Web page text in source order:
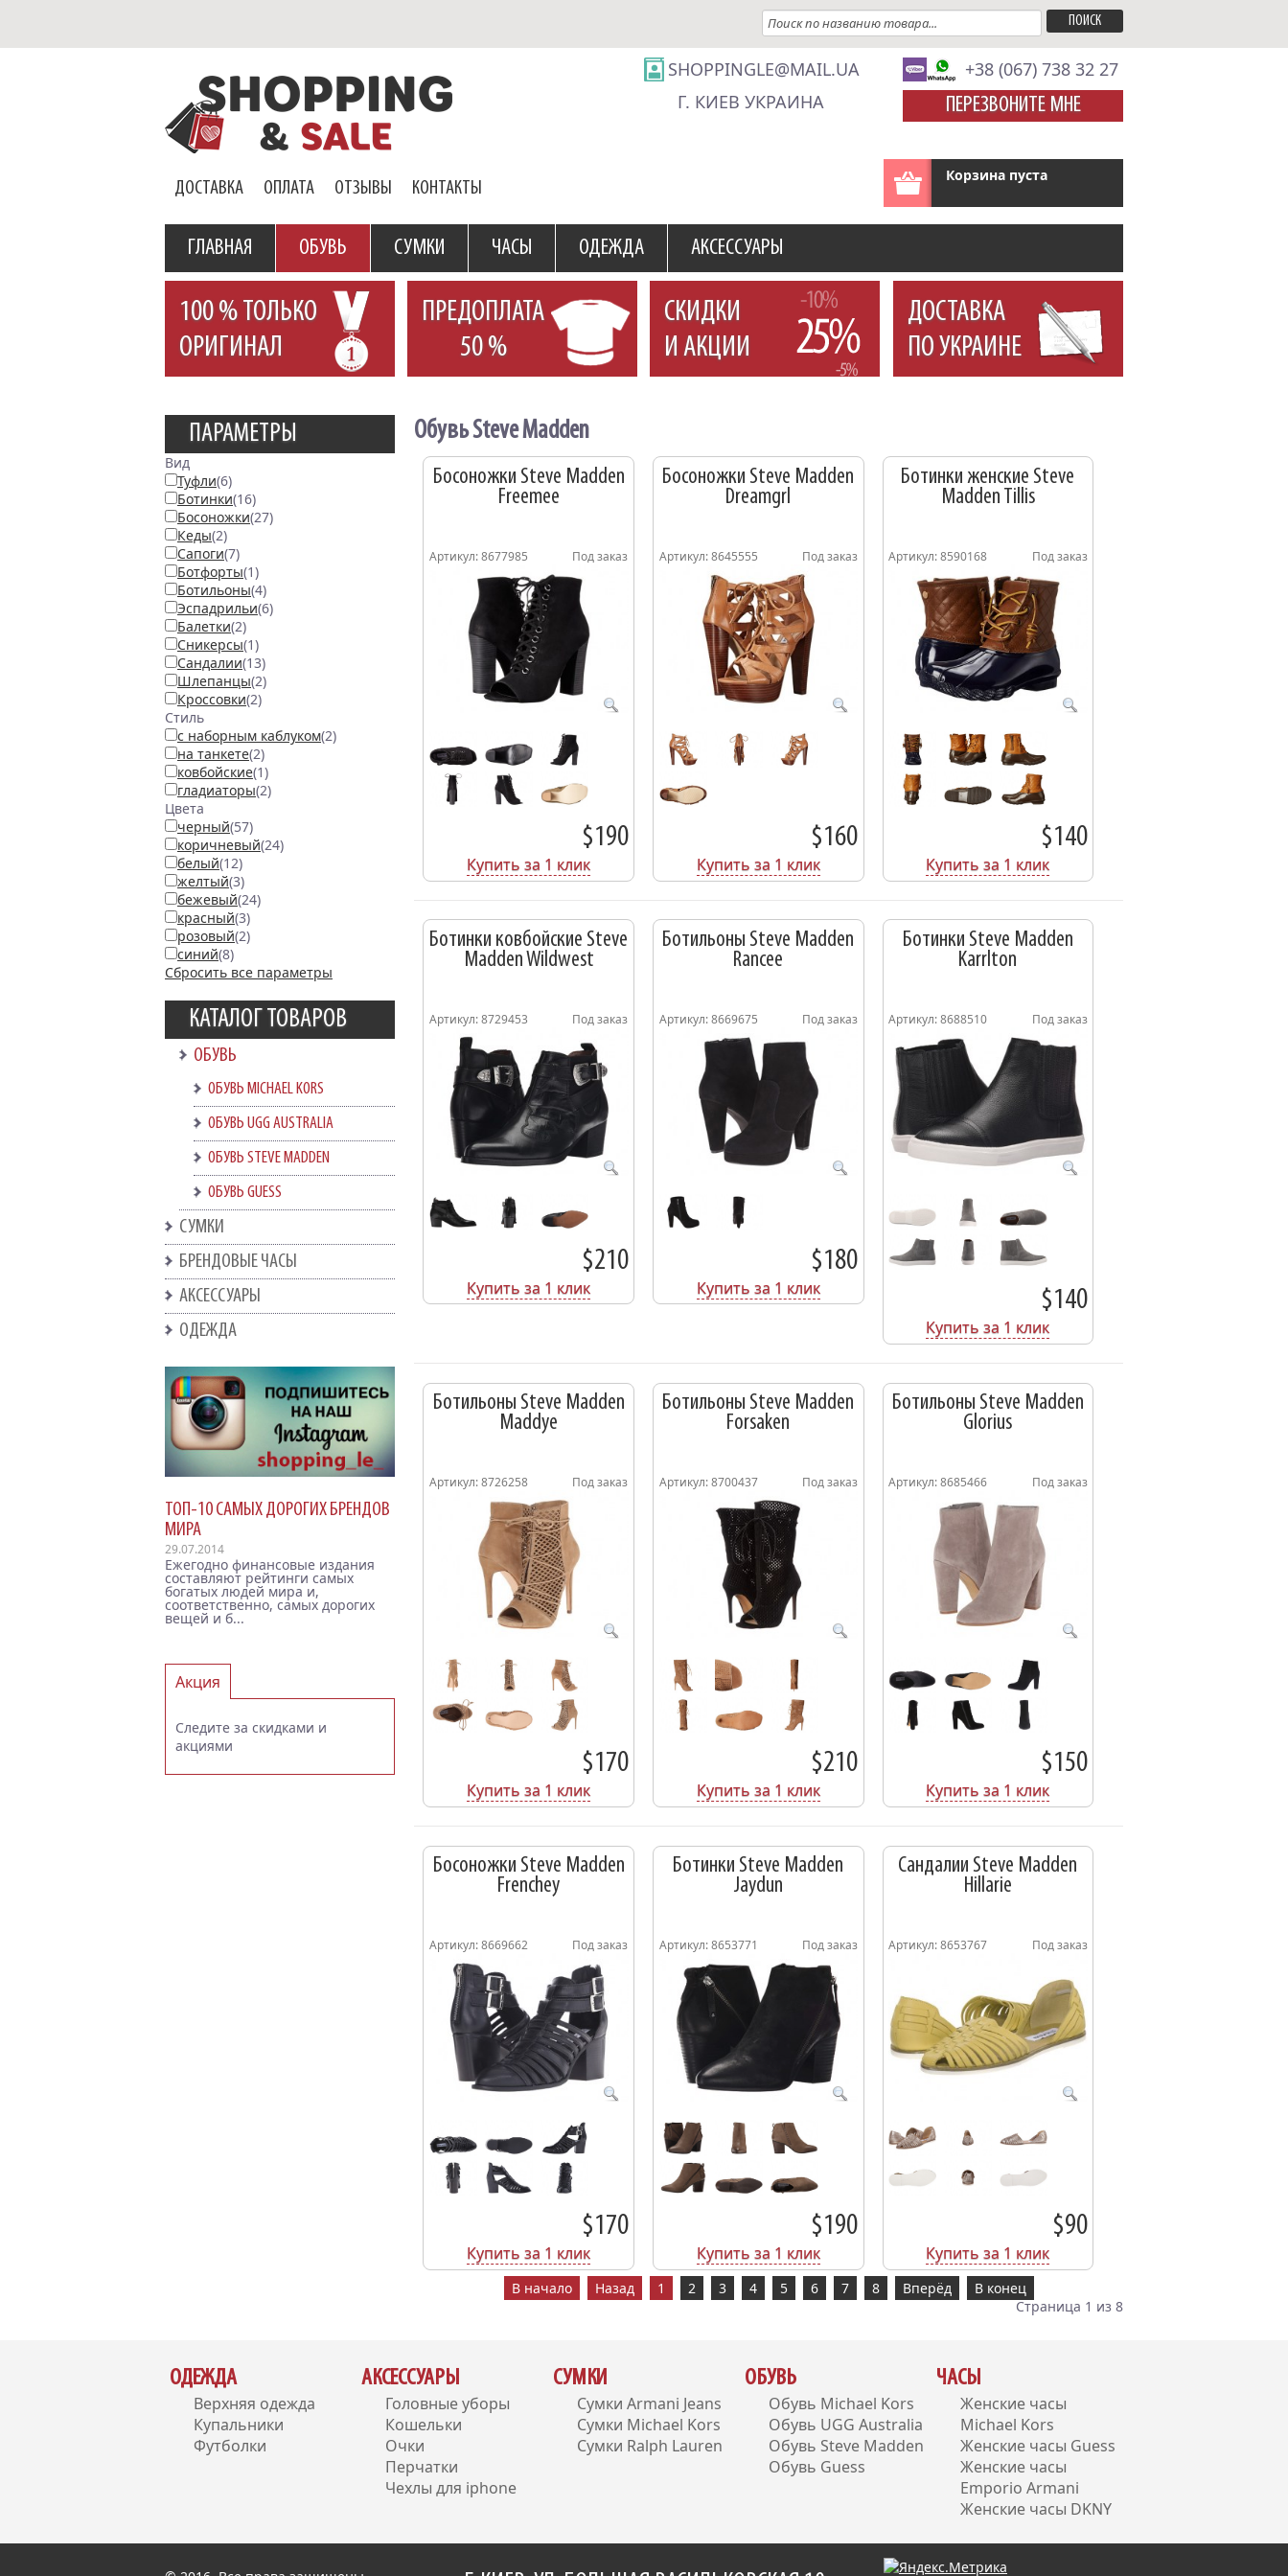
SHOPPINGLE@MAIL.UA
Г. КИЕВ УКРАИНА
+38 (067) 738 32 27
ПЕРЕЗВОНИТЕ МНЕ
Корзина пуста
ДОСТАВКА ОПЛАТА ОТЗЫВЫ КОНТАКТЫ
ГЛАВНАЯ ОБУВЬ СУМКИ ЧАСЫ ОДЕЖДА АКСЕССУАРЫ
100 % ТОЛЬКО
ОРИГИНАЛ
ПРЕДОПЛАТА
50 %
СКИДКИ
И АКЦИИ
ДОСТАВКА
ПО УКРАИНЕ
ПАРАМЕТРЫ
Вид
Туфли(6)
Ботинки(16)
Босоножки(27)
Кеды(2)
Сапоги(7)
Ботфорты(1)
Ботильоны(4)
Эспадрильи(6)
Балетки(2)
Сникерсы(1)
Сандалии(13)
Шлепанцы(2)
Кроссовки(2)
Стиль
с наборным каблуком(2)
на танкете(2)
ковбойские(1)
гладиаторы(2)
Цвета
черный(57)
коричневый(24)
белый(12)
желтый(3)
бежевый(24)
красный(3)
розовый(2)
синий(8)
Сбросить все параметры
КАТАЛОГ ТОВАРОВ
ОБУВЬ
ОБУВЬ MICHAEL KORS
ОБУВЬ UGG AUSTRALIA
ОБУВЬ STEVE MADDEN
ОБУВЬ GUESS
СУМКИ
БРЕНДОВЫЕ ЧАСЫ
АКСЕССУАРЫ
ОДЕЖДА
ТОП-10 САМЫХ ДОРОГИХ БРЕНДОВ
МИРА
29.07.2014
Ежегодно финансовые издания
составляют рейтинги самых
богатых людей мира и,
соответственно, самых дорогих
вещей и б...
Акция
Следите за скидками и
акциями
Обувь Steve Madden
Босоножки Steve Madden
Freemee
Артикул: 8677985 Под заказ
$190
Купить за 1 клик
Босоножки Steve Madden
Dreamgrl
Артикул: 8645555 Под заказ
$160
Купить за 1 клик
Ботинки женские Steve
Madden Tillis
Артикул: 8590168 Под заказ
$140
Купить за 1 клик
Ботинки ковбойские Steve
Madden Wildwest
Артикул: 8729453 Под заказ
$210
Купить за 1 клик
Ботильоны Steve Madden
Rancee
Артикул: 8669675 Под заказ
$180
Купить за 1 клик
Ботинки Steve Madden
Karrlton
Артикул: 8688510 Под заказ
$140
Купить за 1 клик
Ботильоны Steve Madden
Maddye
Артикул: 8726258 Под заказ
$170
Купить за 1 клик
Ботильоны Steve Madden
Forsaken
Артикул: 8700437 Под заказ
$210
Купить за 1 клик
Ботильоны Steve Madden
Glorius
Артикул: 8685466 Под заказ
$150
Купить за 1 клик
Босоножки Steve Madden
Frenchey
Артикул: 8669662 Под заказ
$170
Купить за 1 клик
Ботинки Steve Madden
Jaydun
Артикул: 8653771 Под заказ
$190
Купить за 1 клик
Сандалии Steve Madden
Hillarie
Артикул: 8653767 Под заказ
$90
Купить за 1 клик
В начало Назад 1 2 3 4 5 6 7 8 Вперёд
В конец
Страница 1 из 8
ОДЕЖДА
Верхняя одежда
Купальники
Футболки
АКСЕССУАРЫ
Головные уборы
Кошельки
Очки
Перчатки
Чехлы для iphone
СУМКИ
Сумки Armani Jeans
Сумки Michael Kors
Сумки Ralph Lauren
ОБУВЬ
Обувь Michael Kors
Обувь UGG Australia
Обувь Steve Madden
Обувь Guess
ЧАСЫ
Женские часы
Michael Kors
Женские часы Guess
Женские часы
Emporio Armani
Женские часы DKNY